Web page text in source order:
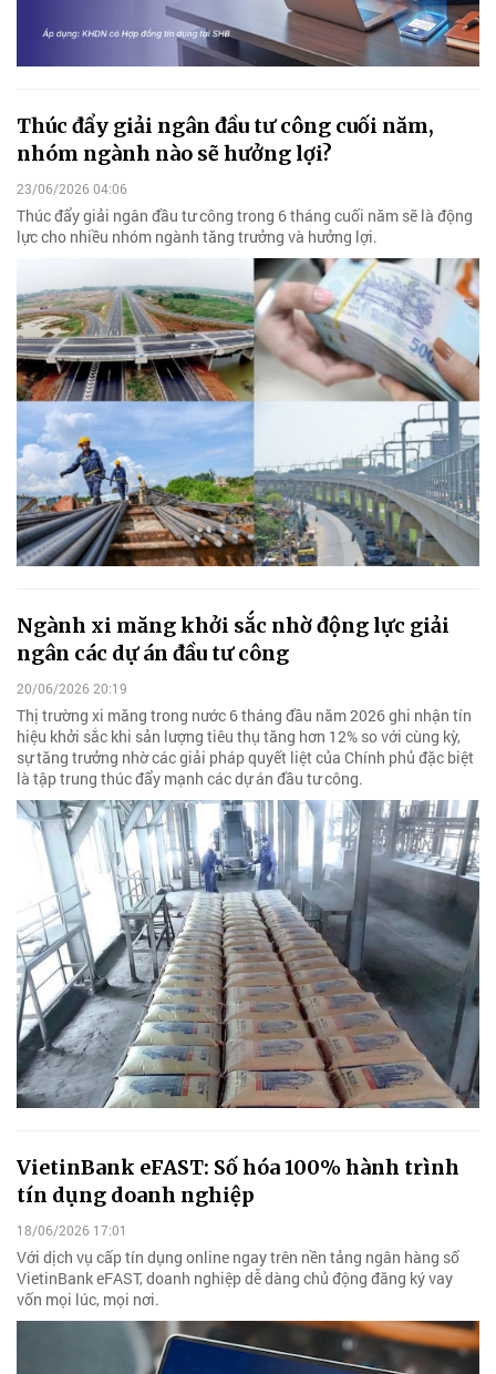
Thúc đẩy giải ngân đầu tư công cuối năm,
nhóm ngành nào sẽ hưởng lợi?
23/06/2026 04:06
Thúc đẩy giải ngân đầu tư công trong 6 tháng cuối năm sẽ là động
lực cho nhiều nhóm ngành tăng trưởng và hưởng lợi.
Ngành xi măng khởi sắc nhờ động lực giải
ngân các dự án đầu tư công
20/06/2026 20:19
Thị trường xi măng trong nước 6 tháng đầu năm 2026 ghi nhận tín
hiệu khởi sắc khi sản lượng tiêu thụ tăng hơn 12% so với cùng kỳ,
sự tăng trưởng nhờ các giải pháp quyết liệt của Chính phủ đặc biệt
là tập trung thúc đẩy mạnh các dự án đầu tư công.
VietinBank eFAST: Số hóa 100% hành trình
tín dụng doanh nghiệp
18/06/2026 17:01
Với dịch vụ cấp tín dụng online ngay trên nền tảng ngân hàng số
VietinBank eFAST, doanh nghiệp dễ dàng chủ động đăng ký vay
vốn mọi lúc, mọi nơi.